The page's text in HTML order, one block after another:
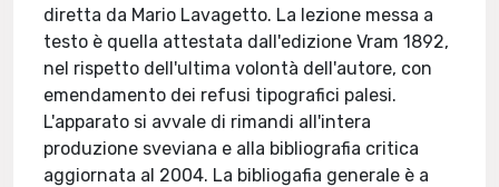
diretta da Mario Lavagetto. La lezione messa a
testo è quella attestata dall'edizione Vram 1892,
nel rispetto dell'ultima volontà dell'autore, con
emendamento dei refusi tipografici palesi.
L'apparato si avvale di rimandi all'intera
produzione sveviana e alla bibliografia critica
aggiornata al 2004. La bibliogafia generale è a